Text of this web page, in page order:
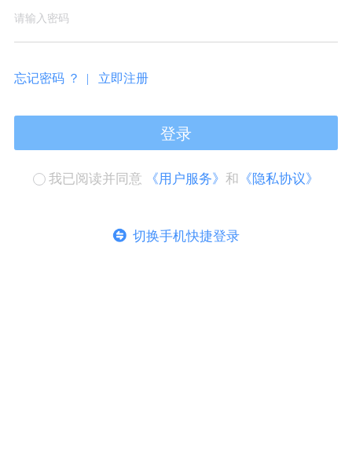
忘记密码 ？ | 立即注册
登录
我已阅读并同意 《用户服务》 和 《隐私协议》
切换手机快捷登录